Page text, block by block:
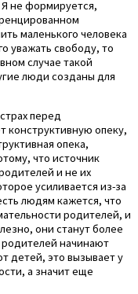
Я не формируется,
маленького человека
уважать свободу, то
случае такой
люди созданы для
перед
конструктивную опеку,
опека,
что источник
и не их
усиливается из-за
людям кажется, что
родителей, и
они станут более
начинают
детей, это вызывает у
а значит еще